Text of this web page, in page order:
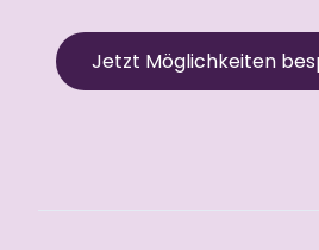
Jetzt Möglichkeiten